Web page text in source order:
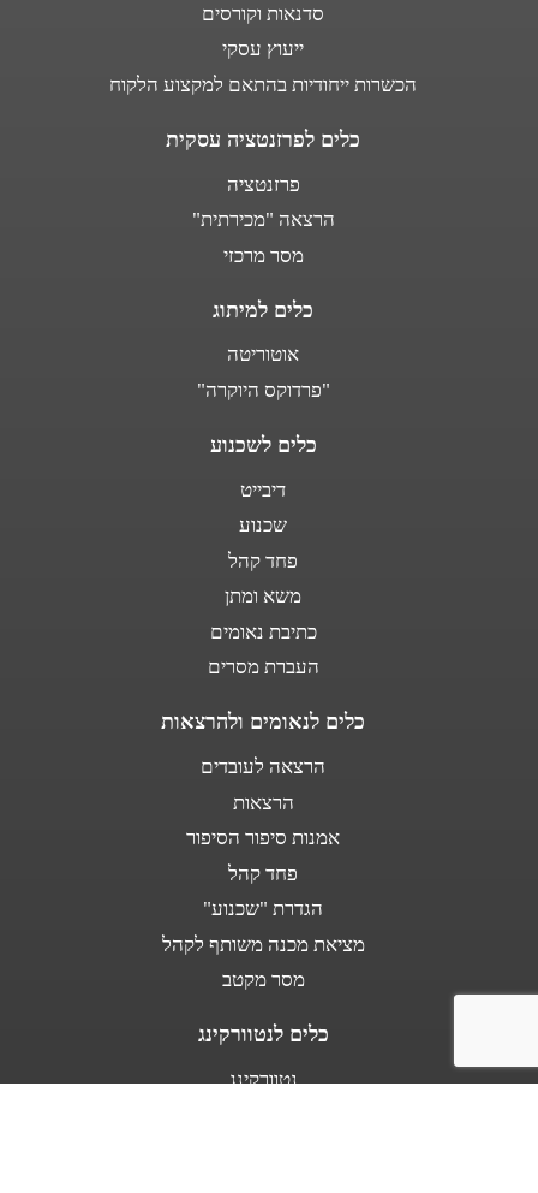
סדנאות וקורסים
ייעוץ עסקי
הכשרות ייחודיות בהתאם למקצוע הלקוח
כלים לפרזנטציה עסקית
פרזנטציה
הרצאה "מכירתית"
מסר מרכזי
כלים למיתוג
אוטוריטה
"פרדוקס היוקרה"
כלים לשכנוע
דיבייט
שכנוע
פחד קהל
משא ומתן
כתיבת נאומים
העברת מסרים
כלים לנאומים ולהרצאות
הרצאה לעובדים
הרצאות
אמנות סיפור הסיפור
פחד קהל
הגדרת "שכנוע"
מציאת מכנה משותף לקהל
מסר מקטב
כלים לנטוורקינג
נטוורקינג